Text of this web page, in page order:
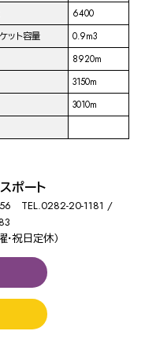
6400
ット容量
0.9m3
8920m
3150m
3010m
ポート
TEL.0282-20-1181 /
祝日定休）